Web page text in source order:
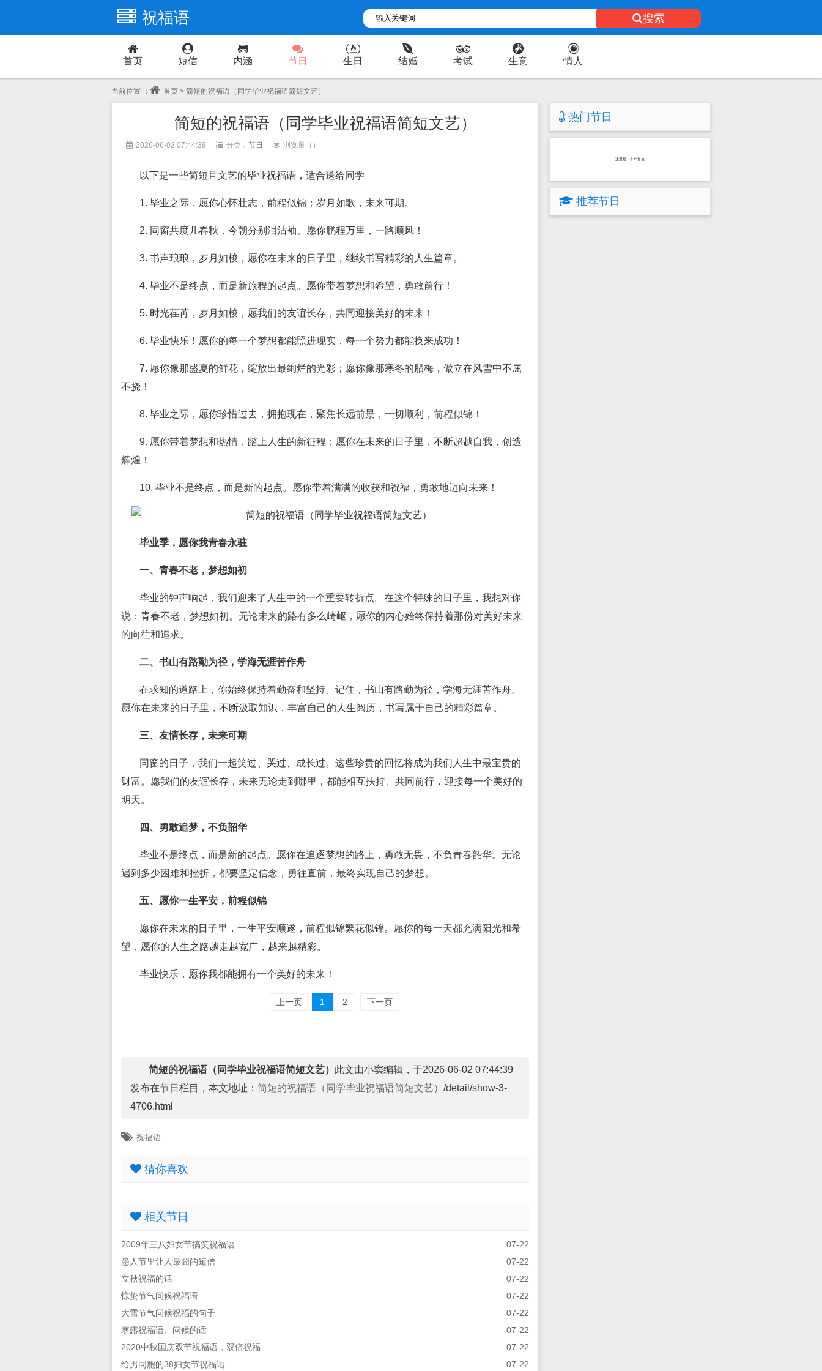
祝福语 搜索
首页 短信 内涵 节日 生日 结婚 考试 生意 情人
当前位置 ： 首页 > 简短的祝福语（同学毕业祝福语简短文艺）
简短的祝福语（同学毕业祝福语简短文艺）
2026-06-02 07:44:39 分类： 节日 浏览量（ ）
以下是一些简短且文艺的毕业祝福语，适合送给同学
1. 毕业之际，愿你心怀壮志，前程似锦；岁月如歌，未来可期。
2. 同窗共度几春秋，今朝分别泪沾袖。愿你鹏程万里，一路顺风！
3. 书声琅琅，岁月如梭，愿你在未来的日子里，继续书写精彩的人生篇章。
4. 毕业不是终点，而是新旅程的起点。愿你带着梦想和希望，勇敢前行！
5. 时光荏苒，岁月如梭，愿我们的友谊长存，共同迎接美好的未来！
6. 毕业快乐！愿你的每一个梦想都能照进现实，每一个努力都能换来成功！
7. 愿你像那盛夏的鲜花，绽放出最绚烂的光彩；愿你像那寒冬的腊梅，傲立在风雪中不屈
不挠！
8. 毕业之际，愿你珍惜过去，拥抱现在，聚焦长远前景，一切顺利，前程似锦！
9. 愿你带着梦想和热情，踏上人生的新征程；愿你在未来的日子里，不断超越自我，创造
辉煌！
10. 毕业不是终点，而是新的起点。愿你带着满满的收获和祝福，勇敢地迈向未来！
毕业季，愿你我青春永驻
一、青春不老，梦想如初
毕业的钟声响起，我们迎来了人生中的一个重要转折点。在这个特殊的日子里，我想对你
说：青春不老，梦想如初。无论未来的路有多么崎岖，愿你的内心始终保持着那份对美好未来
的向往和追求。
二、书山有路勤为径，学海无涯苦作舟
在求知的道路上，你始终保持着勤奋和坚持。记住，书山有路勤为径，学海无涯苦作舟。
愿你在未来的日子里，不断汲取知识，丰富自己的人生阅历，书写属于自己的精彩篇章。
三、友情长存，未来可期
同窗的日子，我们一起笑过、哭过、成长过。这些珍贵的回忆将成为我们人生中最宝贵的
财富。愿我们的友谊长存，未来无论走到哪里，都能相互扶持、共同前行，迎接每一个美好的
明天。
四、勇敢追梦，不负韶华
毕业不是终点，而是新的起点。愿你在追逐梦想的路上，勇敢无畏，不负青春韶华。无论
遇到多少困难和挫折，都要坚定信念，勇往直前，最终实现自己的梦想。
五、愿你一生平安，前程似锦
愿你在未来的日子里，一生平安顺遂，前程似锦繁花似锦。愿你的每一天都充满阳光和希
望，愿你的人生之路越走越宽广，越来越精彩。
毕业快乐，愿你我都能拥有一个美好的未来！
上一页 1 2 下一页
简短的祝福语（同学毕业祝福语简短文艺） 此文由小窦编辑，于2026-06-02 07:44:39
发布在节日 栏目，本文地址： 简短的祝福语（同学毕业祝福语简短文艺） /detail/show-3-
4706.html
祝福语
猜你喜欢
相关节日
2009年三八妇女节搞笑祝福语
07-22
愚人节里让人最囧的短信
07-22
立秋祝福的话
07-22
惊蛰节气问候祝福语
07-22
大雪节气问候祝福的句子
07-22
寒露祝福语、问候的话
07-22
2020中秋国庆双节祝福语，双倍祝福
07-22
给男同胞的38妇女节祝福语
07-22
热门节日
这里是一个广告位
推荐节日